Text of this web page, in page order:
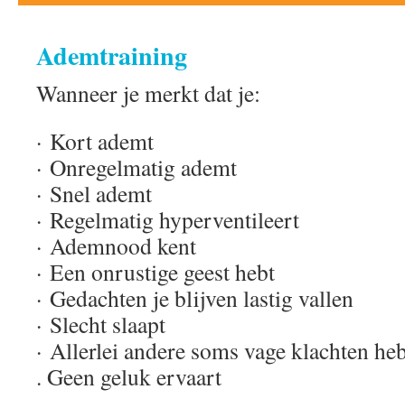
Ademtraining
Wanneer jemerktdat je:
· Kort ademt
· Onregelmatig ademt
· Snel ademt
· Regelmatig hyperventileert
· Ademnood kent
· Een onrustige geest hebt
· Gedachten je blijven lastig vallen
· Slecht slaapt
· Allerlei andere soms vage klachten
. Geen geluk ervaart